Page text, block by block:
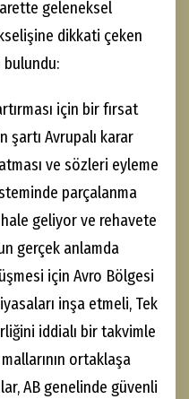
geleneksel
dikkati çeken
bulundu:
için bir fırsat
şartı Avrupalı karar
ve sözleri eyleme
parçalanma
geliyor ve rehavete
gerçek anlamda
için Avro Bölgesi
inşa etmeli, Tek
iddialı bir takvimle
ortaklaşa
AB genelinde güvenli